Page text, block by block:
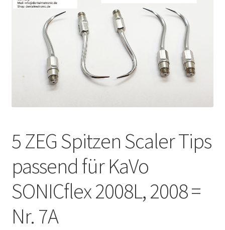
Wichtige Infos
Unsere Firma
Warenkorb
5 ZEG Spitzen Scaler Tips
passend für KaVo
SONICflex 2008L, 2008 =
Nr. 7A